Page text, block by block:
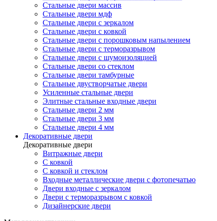
Стальные двери массив
Стальные двери мдф
Стальные двери с зеркалом
Стальные двери с ковкой
Стальные двери с порошковым напылением
Стальные двери с терморазрывом
Стальные двери с шумоизоляцией
Стальные двери со стеклом
Стальные двери тамбурные
Стальные двустворчатые двери
Усиленные стальные двери
Элитные стальные входные двери
Стальные двери 2 мм
Стальные двери 3 мм
Стальные двери 4 мм
Декоративные двери
Декоративные двери
Витражные двери
С ковкой
С ковкой и стеклом
Входные металлические двери с фотопечатью
Двери входные с зеркалом
Двери с терморазрывом с ковкой
Дизайнерские двери